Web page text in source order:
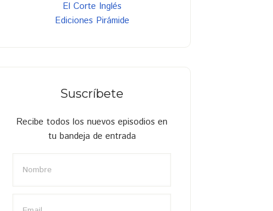
El Corte Inglés
Ediciones Pirámide
Suscríbete
Recibe todos los nuevos episodios en
tu bandeja de entrada